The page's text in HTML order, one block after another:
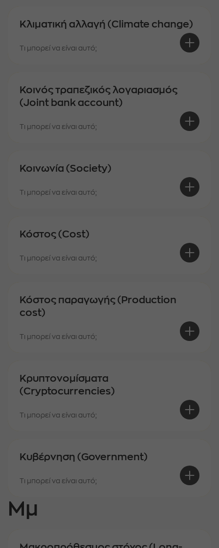
Κλιματική αλλαγή (Climate change)
Τι μπορεί να είναι αυτό;
Κοινός τραπεζικός λογαριασμός
(Joint bank account)
Τι μπορεί να είναι αυτό;
Κοινωνία (Society)
Τι μπορεί να είναι αυτό;
Κόστος (Cost)
Τι μπορεί να είναι αυτό;
Κόστος παραγωγής (Production
cost)
Τι μπορεί να είναι αυτό;
Κρυπτονομίσματα
(Cryptocurrencies)
Τι μπορεί να είναι αυτό;
Κυβέρνηση (Government)
Τι μπορεί να είναι αυτό;
Μμ